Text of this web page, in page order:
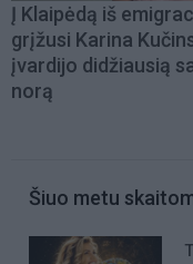
Į Klaipėdą iš
grįžusi Karina
įvardijo didžiausią
norą
Šiuo metu